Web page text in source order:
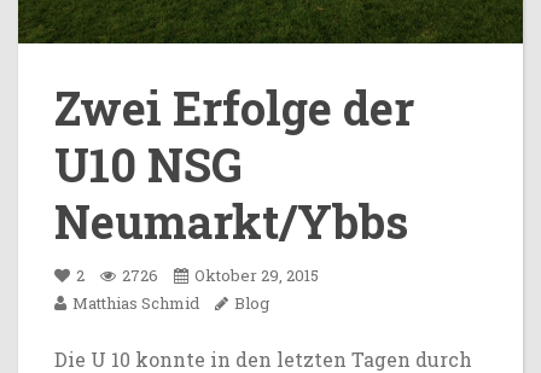
Zwei Erfolge der
U10 NSG
Neumarkt/Ybbs
2 2726
Oktober 29, 2015
Matthias Schmid
Blog
Die U 10 konnte in den letzten Tagen durch